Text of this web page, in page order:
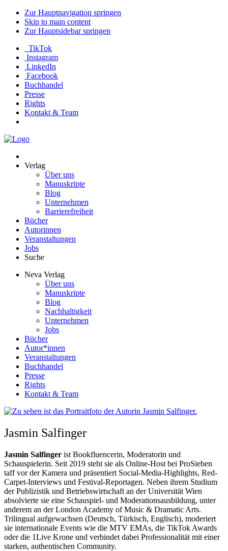
Zur Hauptnavigation springen
Skip to main content
Zur Hauptsidebar springen
TikTok
Instagram
LinkedIn
Facebook
Buchhandel
Presse
Rights
Kontakt & Team
Neva
Verlag
Über uns
Manuskripte
Blog
Unternehmen
Barrierefreiheit
Bücher
Autorinnen
Veranstaltungen
Jobs
Suche
Neva Verlag
Über uns
Manuskripte
Blog
Nachhaltigkeit
Unternehmen
Jobs
Bücher
Autor*innen
Veranstaltungen
Buchhandel
Presse
Rights
Kontakt & Team
Jasmin Salfinger
Jasmin Salfinger ist Bookfluencerin, Moderatorin und
Schauspielerin. Seit 2019 steht sie als Online-Host bei ProSieben
taff vor der Kamera und präsentiert Social-Media-Highlights, Red-
Carpet-Interviews und Festival-Reportagen. Neben ihrem Studium
der Publizistik und Betriebswirtschaft an der Universität Wien
absolvierte sie eine Schauspiel- und Moderationsausbildung, unter
anderem an der London Academy of Music & Dramatic Arts.
Trilingual aufgewachsen (Deutsch, Türkisch, Englisch), moderiert
sie internationale Events wie die MTV EMAs, die TikTok Awards
oder die 1Live Krone und verbindet dabei Professionalität mit einer
starken, authentischen Community.